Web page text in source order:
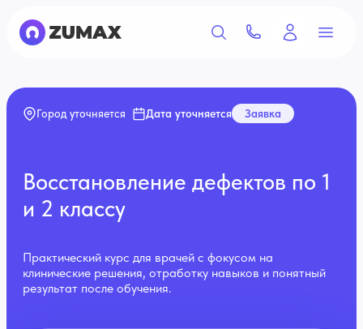
Город уточняется Дата уточняется Заявка
Восстановление дефектов по 1
и 2 классу
Практический курс для врачей с фокусом на
клинические решения, отработку навыков и понятный
результат после обучения.